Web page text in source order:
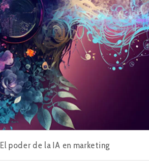
El poder de la IA en marketing